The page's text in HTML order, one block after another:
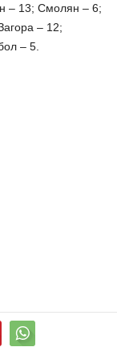
– 13; Смолян – 6;
– 12;
– 5.